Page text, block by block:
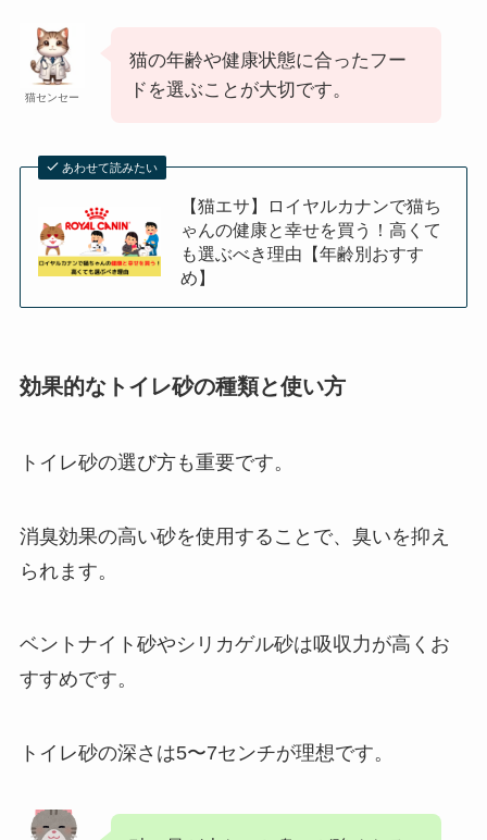
猫センセー
猫の年齢や健康状態に合ったフー
ドを選ぶことが大切です。
あわせて読みたい
【猫エサ】ロイヤルカナンで猫ち
ゃんの健康と幸せを買う！高くて
も選ぶべき理由【年齢別おすす
め】
効果的なトイレ砂の種類と使い方
トイレ砂の選び方も重要です。
消臭効果の高い砂を使用することで、臭いを抑え
られます。
ベントナイト砂やシリカゲル砂は吸収力が高くお
すすめです。
トイレ砂の深さは5〜7センチが理想です。